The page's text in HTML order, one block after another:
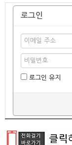
로그인
로그인 유지